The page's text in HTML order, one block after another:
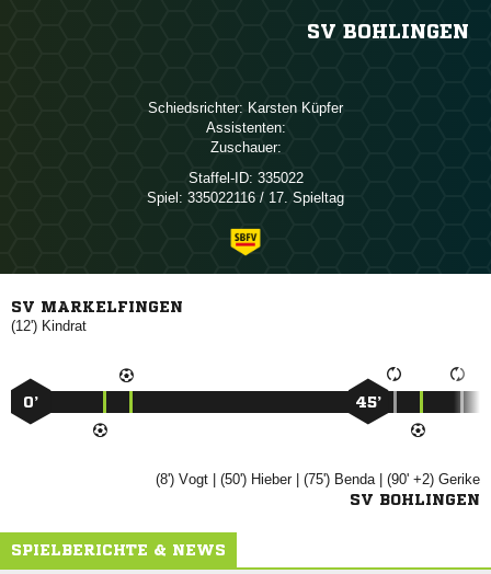
SV BOHLINGEN
Schiedsrichter:  
Assistenten:
Zuschauer:
Staffel-ID: 335022
Spiel: 335022116 / 17. Spieltag
SV MARKELFINGEN
(12') 
0’ 45’
(8')  | (50') | (75') | (90' +2) 
SV BOHLINGEN
SPIELBERICHTE & NEWS